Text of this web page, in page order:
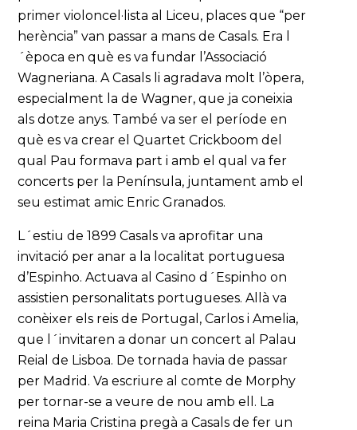
primer violoncel·lista al Liceu, places que “per
herència” van passar a mans de Casals. Era l
´època en què es va fundar l’Associació
Wagneriana. A Casals li agradava molt l’òpera,
especialment la de Wagner, que ja coneixia
als dotze anys. També va ser el període en
què es va crear el Quartet Crickboom del
qual Pau formava part i amb el qual va fer
concerts per la Península, juntament amb el
seu estimat amic Enric Granados.
L´estiu de 1899 Casals va aprofitar una
invitació per anar a la localitat portuguesa
d’Espinho. Actuava al Casino d´Espinho on
assistien personalitats portugueses. Allà va
conèixer els reis de Portugal, Carlos i Amelia,
que l´invitaren a donar un concert al Palau
Reial de Lisboa. De tornada havia de passar
per Madrid. Va escriure al comte de Morphy
per tornar-se a veure de nou amb ell. La
reina Maria Cristina pregà a Casals de fer un